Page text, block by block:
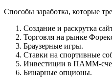
Способы заработка, которые
Создание и раскрутка
Торговля на рынке
Браузерные игры.
Ставки на спортивные
Инвестиции в ПАММ-
Бинарные опционы.